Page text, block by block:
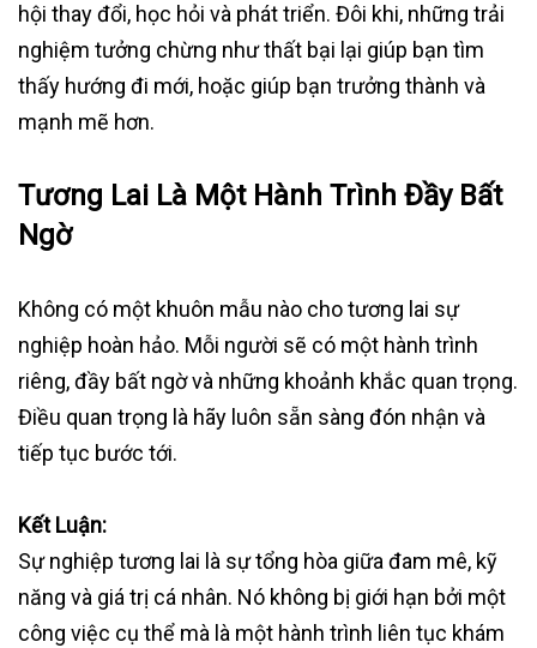
hội thay đổi, học hỏi và phát triển. Đôi khi, những trải
nghiệm tưởng chừng như thất bại lại giúp bạn tìm
thấy hướng đi mới, hoặc giúp bạn trưởng thành và
mạnh mẽ hơn.
Tương Lai Là Một Hành Trình Đầy Bất
Ngờ
Không có một khuôn mẫu nào cho tương lai sự
nghiệp hoàn hảo. Mỗi người sẽ có một hành trình
riêng, đầy bất ngờ và những khoảnh khắc quan trọng.
Điều quan trọng là hãy luôn sẵn sàng đón nhận và
tiếp tục bước tới.
Kết Luận:
Sự nghiệp tương lai là sự tổng hòa giữa đam mê, kỹ
năng và giá trị cá nhân. Nó không bị giới hạn bởi một
công việc cụ thể mà là một hành trình liên tục khám